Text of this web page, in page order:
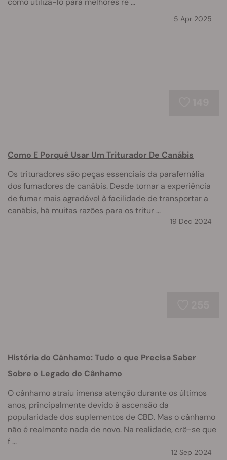
5 Apr 2025
Como E Porquê Usar Um Triturador De Canábis
Os trituradores são peças essenciais da parafernália
dos fumadores de canábis. Desde tornar a experiência
de fumar mais agradável à facilidade de transportar a
canábis, há muitas razões para os tritur ...
19 Dec 2024
História do Cânhamo: Tudo o que Precisa Saber
Sobre o Legado do Cânhamo
O cânhamo atraiu imensa atenção durante os últimos
anos, principalmente devido à ascensão da
popularidade dos suplementos de CBD. Mas o cânhamo
não é realmente nada de novo. Na realidade, crê-se que
f ...
12 Sep 2024